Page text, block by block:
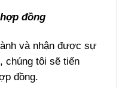
đồng
và nhận được sự
chúng tôi sẽ tiến
đồng.